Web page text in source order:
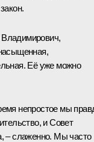
Её уже можно
непростое мы
и Совет
– слаженно. Мы часто